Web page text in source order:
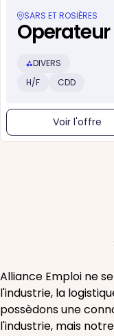
SARS ET ROSIÈRES
DIVERS
H/F
CDD
Voir l'offre
Alliance Emploi ne
l'industrie, la
possèdons une
l'industrie, mais